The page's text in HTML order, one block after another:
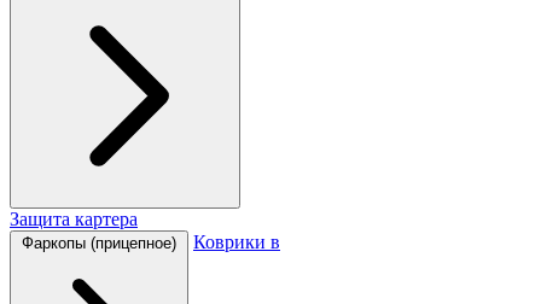
Защита картера
Фаркопы (прицепное) Коврики в